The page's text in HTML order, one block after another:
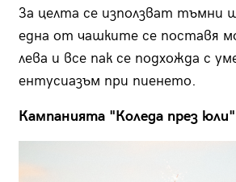
За целта се използват тъмни
една от чашките се поставя
лева и все пак се подхожда с
ентусиазъм при пиенето.
Кампанията "Коледа през юли"